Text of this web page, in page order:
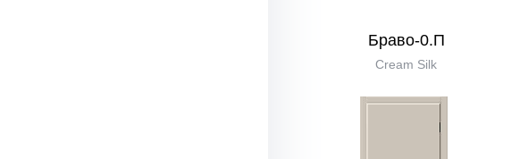
Браво-0.П
Cream Silk